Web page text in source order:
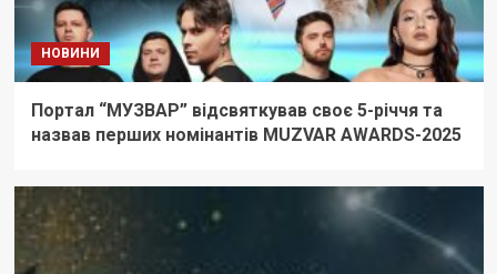
НОВИНИ
Портал “МУЗВАР” відсвяткував своє 5-річчя та
назвав перших номінантів MUZVAR AWARDS-2025